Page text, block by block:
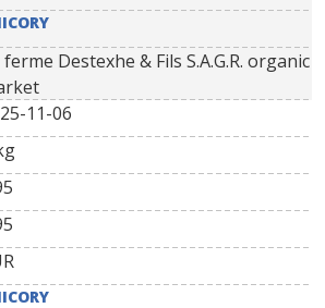
ferme Destexhe & Fils S.A.G.R. organic
11-06